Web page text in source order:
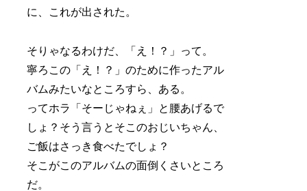
に、これが出された。
そりゃなるわけだ、「え！？」って。
寧ろこの「え！？」のために作ったアル
バムみたいなところすら、ある。
ってホラ「そーじゃねぇ」と腰あげるで
しょ？そう言うとそこのおじいちゃん、
ご飯はさっき食べたでしょ？
そこがこのアルバムの面倒くさいところ
だ。